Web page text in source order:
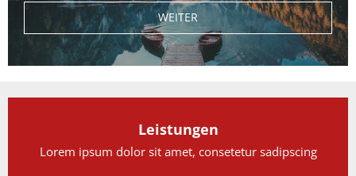
WEITER
Leistungen
Lorem ipsum dolor sit amet, consetetur sadipscing